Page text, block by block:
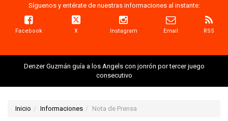
Síguenos y entérate de nuestras informaciones al instante:
Facebook X Instagram Email RSS
Denzer Guzmán guía a los Angels con jonrón por tercer juego
consecutivo
Inicio Informaciones Nota de Prensa